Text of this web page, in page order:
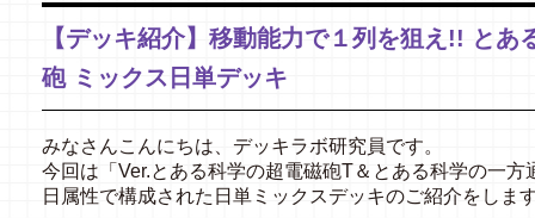
【デッキ紹介】移動能力で１列を狙え!! とあ
砲 ミックス日単デッキ
みなさんこんにちは、デッキラボ研究員です。
今回は「Ver.とある科学の超電磁砲T＆とある科学の一方
日属性で構成された日単ミックスデッキのご紹介をしま